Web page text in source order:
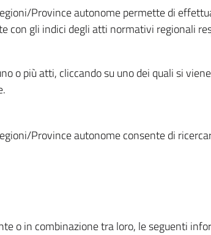
Province autonome permette di
gli indici degli atti normativi regionali
o più atti, cliccando su uno dei quali si
Province autonome consente di
o in combinazione tra loro, le seguenti